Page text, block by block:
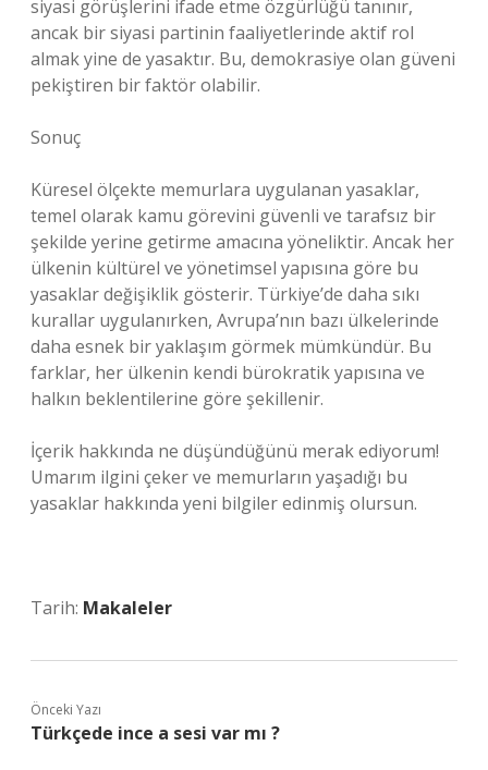
siyasi görüşlerini ifade etme özgürlüğü tanınır,
ancak bir siyasi partinin faaliyetlerinde aktif rol
almak yine de yasaktır. Bu, demokrasiye olan güveni
pekiştiren bir faktör olabilir.
Sonuç
Küresel ölçekte memurlara uygulanan yasaklar,
temel olarak kamu görevini güvenli ve tarafsız bir
şekilde yerine getirme amacına yöneliktir. Ancak her
ülkenin kültürel ve yönetimsel yapısına göre bu
yasaklar değişiklik gösterir. Türkiye’de daha sıkı
kurallar uygulanırken, Avrupa’nın bazı ülkelerinde
daha esnek bir yaklaşım görmek mümkündür. Bu
farklar, her ülkenin kendi bürokratik yapısına ve
halkın beklentilerine göre şekillenir.
İçerik hakkında ne düşündüğünü merak ediyorum!
Umarım ilgini çeker ve memurların yaşadığı bu
yasaklar hakkında yeni bilgiler edinmiş olursun.
Tarih: Makaleler
Önceki Yazı
Türkçede ince a sesi var mı ?